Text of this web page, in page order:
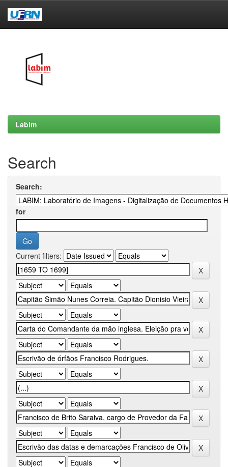
Labim
Search
Search:
for
Current filters: